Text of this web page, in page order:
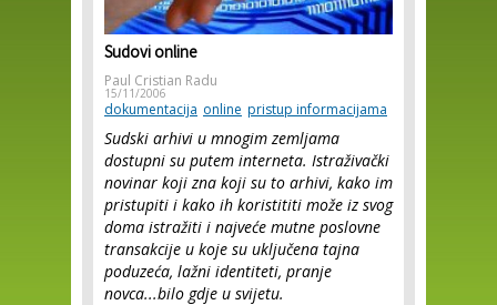
Sudovi online
Paul Cristian Radu
15/11/2006
dokumentacija online pristup informacijama
Sudski arhivi u mnogim zemljama
dostupni su putem interneta. Istraživački
novinar koji zna koji su to arhivi, kako im
pristupiti i kako ih koristititi može iz svog
doma istražiti i najveće mutne poslovne
transakcije u koje su uključena tajna
poduzeća, lažni identiteti, pranje
novca...bilo gdje u svijetu.